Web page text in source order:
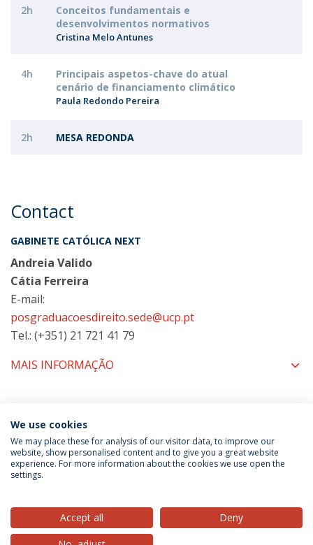
2h
Conceitos fundamentais e
desenvolvimentos normativos
Cristina Melo Antunes
4h
Principais aspetos-chave do atual
cenário de financiamento climático
Paula Redondo Pereira
2h MESA REDONDA
Contact
GABINETE CATÓLICA NEXT
Andreia Valido
Cátia Ferreira
E-mail:
posgraduacoesdireito.sede@ucp.pt
Tel.: (+351) 21 721 41 79
MAIS INFORMAÇÃO
COORDENAÇÃO
Política de Privacidade
Termos & Condições
We use cookies
We may place these for analysis of our visitor data, to improve our
website, show personalised content and to give you a great website
experience. For more information about the cookies we use open the
settings.
Accept all
Deny